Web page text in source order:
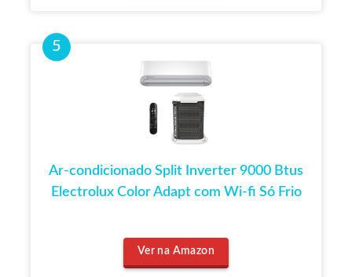
Ar-condicionado Split Inverter 9000 Btus
Electrolux Color Adapt com Wi-fi Só Frio
Ver na Amazon